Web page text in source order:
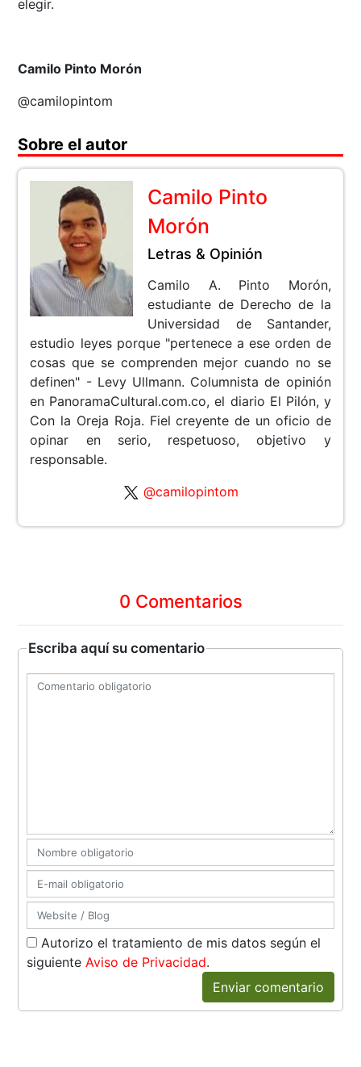
elegir.
Camilo Pinto Morón
@camilopintom
Sobre el autor
Camilo Pinto
Morón
Letras & Opinión
Camilo A. Pinto Morón,
estudiante de Derecho de la
Universidad de Santander,
estudio leyes porque "pertenece a ese orden de
cosas que se comprenden mejor cuando no se
definen" - Levy Ullmann. Columnista de opinión
en PanoramaCultural.com.co, el diario El Pilón, y
Con la Oreja Roja. Fiel creyente de un oficio de
opinar en serio, respetuoso, objetivo y
responsable.
@camilopintom
0 Comentarios
Escriba aquí su comentario
Autorizo el tratamiento de mis datos según el
siguienteAviso de Privacidad.
Enviar comentario